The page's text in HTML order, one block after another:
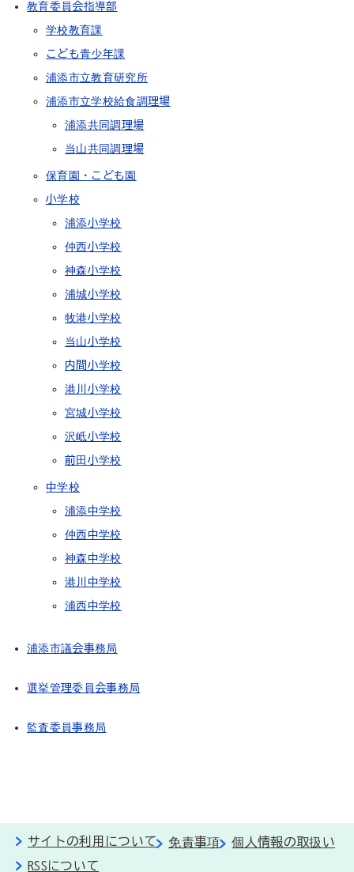
教育委員会指導部
学校教育課
こども青少年課
浦添市立教育研究所
浦添市立学校給食調理場
浦添共同調理場
当山共同調理場
保育園・こども園
小学校
浦添小学校
仲西小学校
神森小学校
浦城小学校
牧港小学校
当山小学校
内間小学校
港川小学校
宮城小学校
沢岻小学校
前田小学校
中学校
浦添中学校
仲西中学校
神森中学校
港川中学校
浦西中学校
浦添市議会事務局
選挙管理委員会事務局
監査委員事務局
サイトの利用について 免責事項
個人情報の取扱い
RSSについて